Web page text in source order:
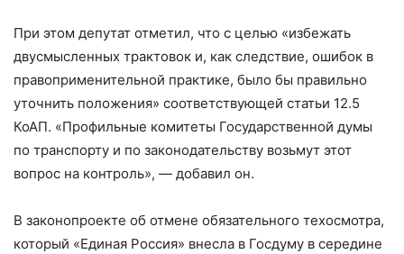
При этом депутат отметил, что с целью «избежать
двусмысленных трактовок и, как следствие, ошибок в
правоприменительной практике, было бы правильно
уточнить положения» соответствующей статьи 12.5
КоАП. «Профильные комитеты Государственной думы
по транспорту и по законодательству возьмут этот
вопрос на контроль», — добавил он.
В законопроекте об отмене обязательного техосмотра,
который «Единая Россия» внесла в Госдуму в середине